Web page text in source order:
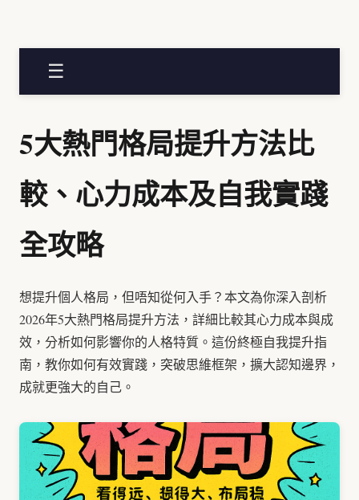
☰
5大熱門格局提升方法比
較、心力成本及自我實踐
全攻略
想提升個人格局，但唔知從何入手？本文為你深入剖析
2026年5大熱門格局提升方法，詳細比較其心力成本與成
效，分析如何影響你的人格特質。這份終極自我提升指
南，教你如何有效實踐，突破思維框架，擴大認知邊界，
成就更強大的自己。